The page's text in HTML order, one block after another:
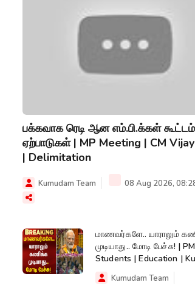
பக்கவாக ரெடி ஆன எம்.பி.க்கள் கூட்டம்
ஏற்பாடுகள் | MP Meeting | CM
| Delimitation
Kumudam Team 08 Aug 2026,
மாணவர்களே.. யாராலும்
முடியாது.. மோடி பேச்சு! | PM Modi |
Students | Education |
Kumudam Team